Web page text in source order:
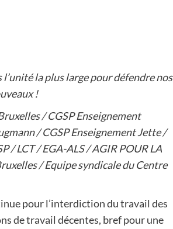
la plus large pour défendre nos
!
/ CGSP Enseignement
/ CGSP Enseignement Jette /
/ LCT / EGA-ALS / AGIR POUR LA
/ Equipe syndicale du Centre
pour l’interdiction du travail des
de travail décentes, bref pour une